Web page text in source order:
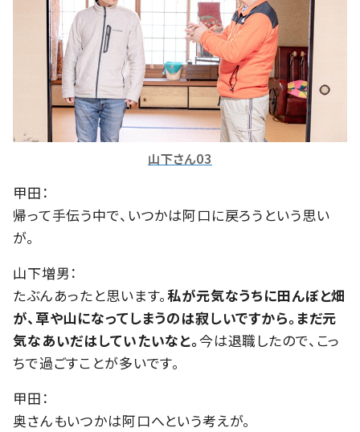
山下さん03
甲田：
帰って手伝う中で、いつかは阿口に戻ろうという思い
が。
山下増男：
たぶんあったと思います。私が元気なうちに田んぼと畑
が、草や山になってしまうのは寂しいですから。まだ元
気なあいだはしていたいなと。今は退職したので、こっ
ちで過ごすことが多いです。
甲田：
奥さんもいつかは阿口へという考えが。